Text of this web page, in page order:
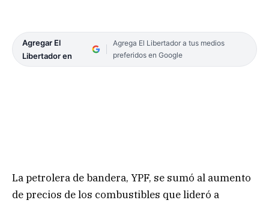
Agregar El
Libertador en
Agrega El Libertador a tus medios
preferidos en Google
La petrolera de bandera, YPF, se sumó al aumento
de precios de los combustibles que lideró a